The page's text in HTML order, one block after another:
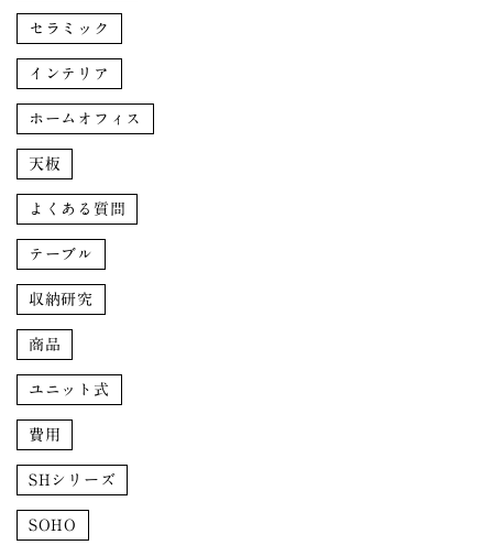
セラミック
インテリア
ホームオフィス
天板
よくある質問
テーブル
収納研究
商品
ユニット式
費用
SHシリーズ
SOHO